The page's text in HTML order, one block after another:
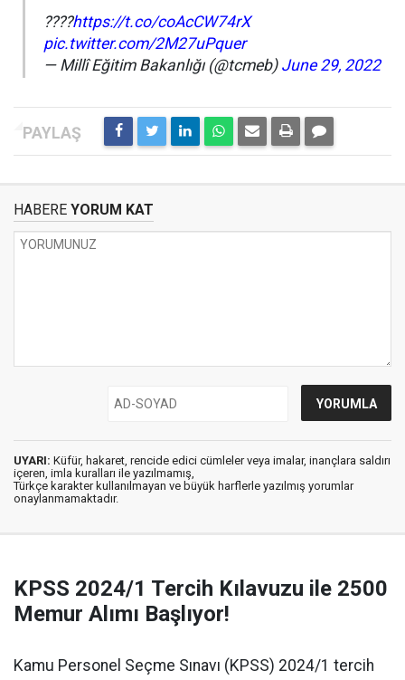
????https://t.co/coAcCW74rX
pic.twitter.com/2M27uPquer
— Millî Eğitim Bakanlığı (@tcmeb) June 29, 2022
HABERE YORUM KAT
UYARI: Küfür, hakaret, rencide edici cümleler veya imalar, inançlara saldırı
içeren, imla kuralları ile yazılmamış,
Türkçe karakter kullanılmayan ve büyük harflerle yazılmış yorumlar
onaylanmamaktadır.
KPSS 2024/1 Tercih Kılavuzu ile 2500
Memur Alımı Başlıyor!
Kamu Personel Seçme Sınavı (KPSS) 2024/1 tercih